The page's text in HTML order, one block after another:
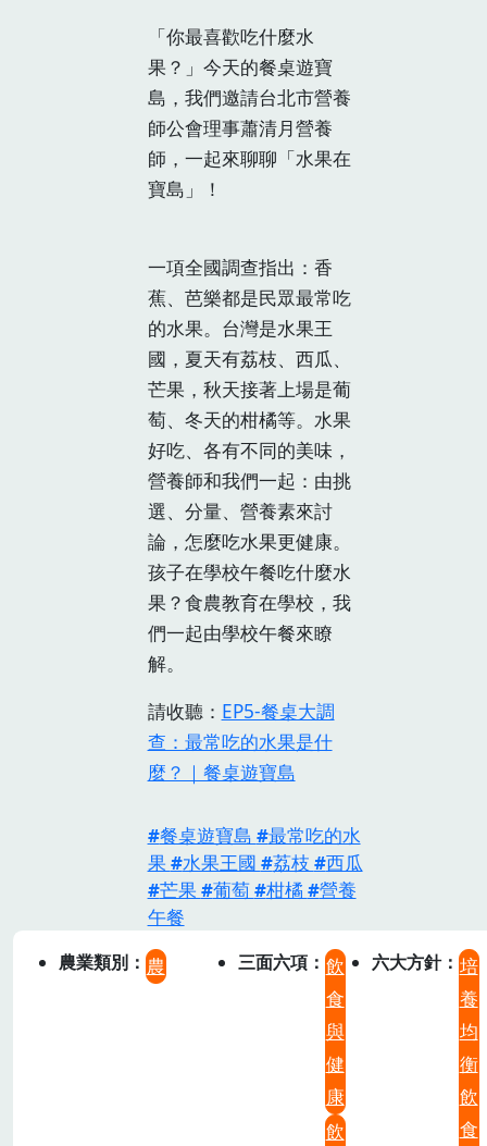
「你最喜歡吃什麼水
果？」今天的餐桌遊寶
島，我們邀請台北市營養
師公會理事蕭清月營養
師，一起來聊聊「水果在
寶島」！
一項全國調查指出：香
蕉、芭樂都是民眾最常吃
的水果。台灣是水果王
國，夏天有荔枝、西瓜、
芒果，秋天接著上場是葡
萄、冬天的柑橘等。水果
好吃、各有不同的美味，
營養師和我們一起：由挑
選、分量、營養素來討
論，怎麼吃水果更健康。
孩子在學校午餐吃什麼水
果？食農教育在學校，我
們一起由學校午餐來瞭
解。
請收聽： EP5-餐桌大調
查：最常吃的水果是什
麼？｜餐桌遊寶島
餐桌遊寶島
最常吃的水
果
水果王國 荔枝
西瓜
芒果
葡萄 柑橘
營養
午餐
農業類別 農 三面六項
飲
食
與
健
康
飲
六大方針
培
養
均
衡
飲
食